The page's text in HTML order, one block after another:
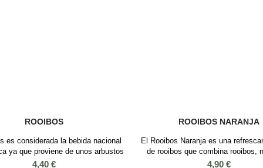
ROOIBOS
es considerada la bebida nacional
ya que proviene de unos arbustos
crecen de forma natural allí. Las
Precio
4,40 €
ROOIBOS NARANJA
El Rooibos Naranja es una
de rooibos que combina rooibos,
flores de cártamo. Esta mezcla
Precio
4,90 €